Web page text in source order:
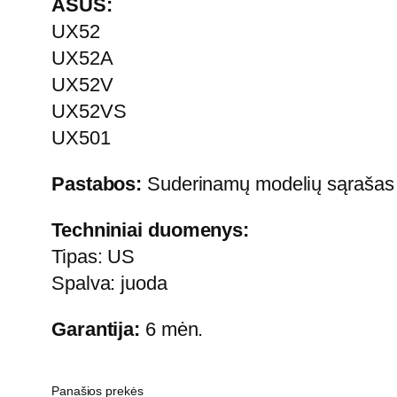
ASUS:
UX52
UX52A
UX52V
UX52VS
UX501
Pastabos: Suderinamų modelių
Techniniai duomenys:
Tipas: US
Spalva: juoda
Garantija: 6 mėn.
Panašios prekės